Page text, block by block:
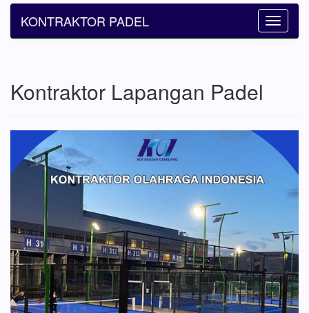
Toggle
KONTRAKTOR PADEL
Kontraktor Lapangan Padel